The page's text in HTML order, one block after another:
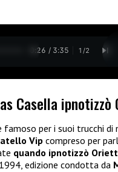
0:27 / 3:35 1 /2
Casella
famoso per i suoi trucchi di
Vip compreso per
quando ipnotizzò
edizione condotta da